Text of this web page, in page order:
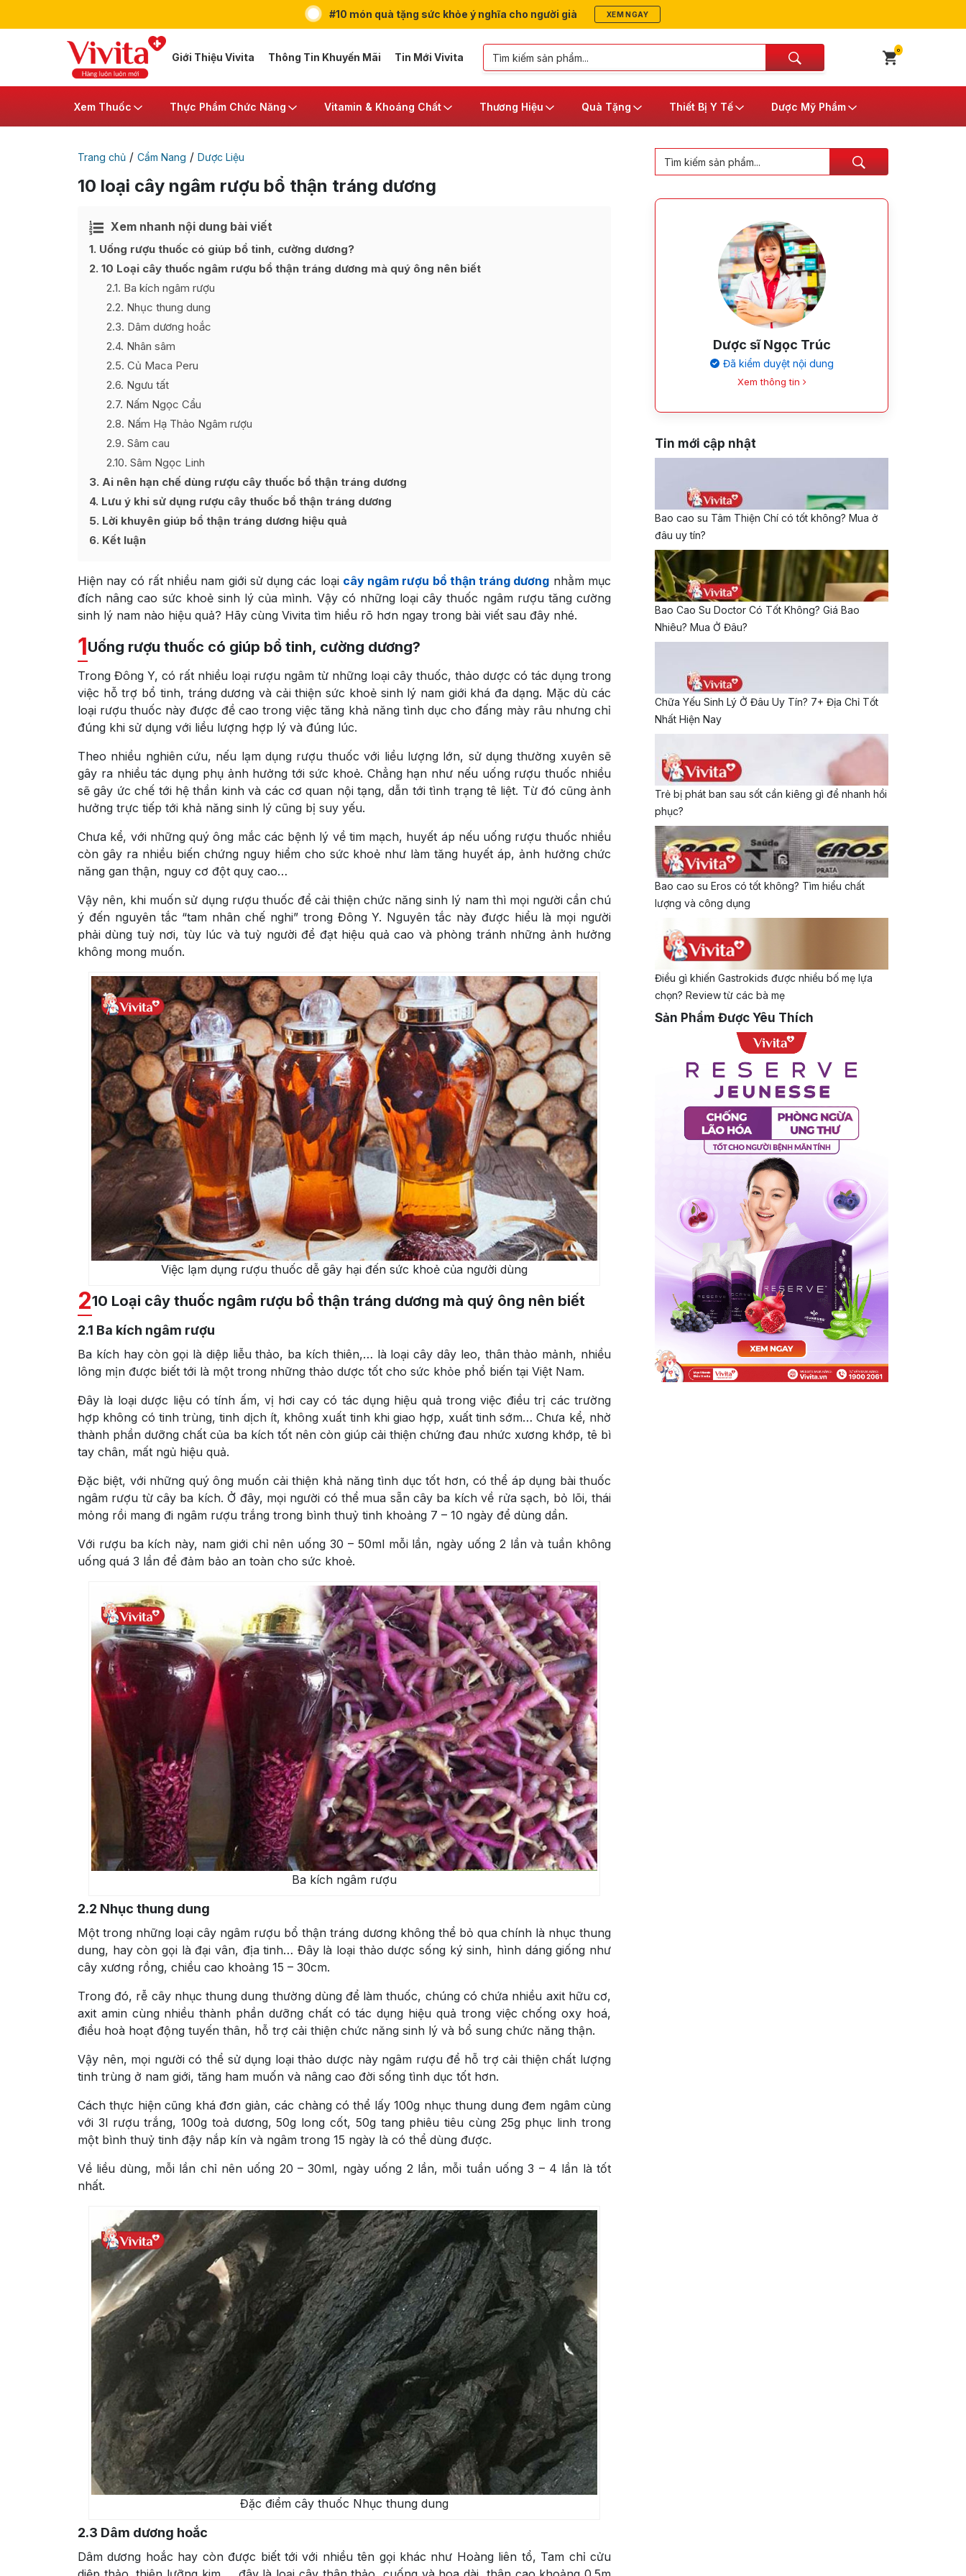
#10 món quà tặng sức khỏe ý nghĩa cho người già XEM NGAY
Giới Thiệu Vivita Thông Tin Khuyến Mãi Tin Mới Vivita
0
Xem Thuốc Thực Phẩm Chức Năng Vitamin & Khoáng Chất Thương Hiệu Quà Tặng Thiết Bị Y Tế Dược Mỹ Phẩm
Trang chủ / Cẩm Nang / Dược Liệu
10 loại cây ngâm rượu bổ thận tráng dương
Xem nhanh nội dung bài viết
Ẩn
1 Uống rượu thuốc có giúp bổ tinh, cường dương?
2 10 Loại cây thuốc ngâm rượu bổ thận tráng dương mà quý ông nên biết
2.1 Ba kích ngâm rượu
2.2 Nhục thung dung
2.3 Dâm dương hoắc
2.4 Nhân sâm
2.5 Củ Maca Peru
2.6 Ngưu tất
2.7 Nấm Ngọc Cẩu
2.8 Nấm Hạ Thảo Ngâm rượu
2.9 Sâm cau
2.10 Sâm Ngọc Linh
3 Ai nên hạn chế dùng rượu cây thuốc bổ thận tráng dương
4 Lưu ý khi sử dụng rượu cây thuốc bổ thận tráng dương
5 Lời khuyên giúp bổ thận tráng dương hiệu quả
6 Kết luận
Hiện nay có rất nhiều nam giới sử dụng các loại cây ngâm rượu bổ thận tráng dương nhằm mục
đích nâng cao sức khoẻ sinh lý của mình. Vậy có những loại cây thuốc ngâm rượu tăng cường
sinh lý nam nào hiệu quả? Hãy cùng Vivita tìm hiểu rõ hơn ngay trong bài viết sau đây nhé.
1Uống rượu thuốc có giúp bổ tinh, cường dương?
Trong Đông Y, có rất nhiều loại rượu ngâm từ những loại cây thuốc, thảo dược có tác dụng trong
việc hỗ trợ bổ tinh, tráng dương và cải thiện sức khoẻ sinh lý nam giới khá đa dạng. Mặc dù các
loại rượu thuốc này được đề cao trong việc tăng khả năng tình dục cho đấng mày râu nhưng chỉ
đúng khi sử dụng với liều lượng hợp lý và đúng lúc.
Theo nhiều nghiên cứu, nếu lạm dụng rượu thuốc với liều lượng lớn, sử dụng thường xuyên sẽ
gây ra nhiều tác dụng phụ ảnh hưởng tới sức khoẻ. Chẳng hạn như nếu uống rượu thuốc nhiều
sẽ gây ức chế tới hệ thần kinh và các cơ quan nội tạng, dẫn tới tình trạng tê liệt. Từ đó cũng ảnh
hưởng trực tiếp tới khả năng sinh lý cũng bị suy yếu.
Chưa kể, với những quý ông mắc các bệnh lý về tim mạch, huyết áp nếu uống rượu thuốc nhiều
còn gây ra nhiều biến chứng nguy hiểm cho sức khoẻ như làm tăng huyết áp, ảnh hưởng chức
năng gan thận, nguy cơ đột quỵ cao…
Vậy nên, khi muốn sử dụng rượu thuốc để cải thiện chức năng sinh lý nam thì mọi người cần chú
ý đến nguyên tắc “tam nhân chế nghi” trong Đông Y. Nguyên tắc này được hiểu là mọi người
phải dùng tuỳ nơi, tùy lúc và tuỳ người để đạt hiệu quả cao và phòng tránh những ảnh hưởng
không mong muốn.
Việc lạm dụng rượu thuốc dễ gây hại đến sức khoẻ của người dùng
210 Loại cây thuốc ngâm rượu bổ thận tráng dương mà quý ông nên biết
2.1 Ba kích ngâm rượu
Ba kích hay còn gọi là diệp liễu thảo, ba kích thiên,… là loại cây dây leo, thân thảo mảnh, nhiều
lông mịn được biết tới là một trong những thảo dược tốt cho sức khỏe phổ biến tại Việt Nam.
Đây là loại dược liệu có tính ấm, vị hơi cay có tác dụng hiệu quả trong việc điều trị các trường
hợp không có tinh trùng, tinh dịch ít, không xuất tinh khi giao hợp, xuất tinh sớm… Chưa kể, nhờ
thành phần dưỡng chất của ba kích tốt nên còn giúp cải thiện chứng đau nhức xương khớp, tê bì
tay chân, mất ngủ hiệu quả.
Đặc biệt, với những quý ông muốn cải thiện khả năng tình dục tốt hơn, có thể áp dụng bài thuốc
ngâm rượu từ cây ba kích. Ở đây, mọi người có thể mua sẵn cây ba kích về rửa sạch, bỏ lõi, thái
mỏng rồi mang đi ngâm rượu trắng trong bình thuỷ tinh khoảng 7 – 10 ngày để dùng dần.
Với rượu ba kích này, nam giới chỉ nên uống 30 – 50ml mỗi lần, ngày uống 2 lần và tuần không
uống quá 3 lần để đảm bảo an toàn cho sức khoẻ.
Ba kích ngâm rượu
2.2 Nhục thung dung
Một trong những loại cây ngâm rượu bổ thận tráng dương không thể bỏ qua chính là nhục thung
dung, hay còn gọi là đại vân, địa tinh… Đây là loại thảo dược sống ký sinh, hình dáng giống như
cây xương rồng, chiều cao khoảng 15 – 30cm.
Trong đó, rễ cây nhục thung dung thường dùng để làm thuốc, chúng có chứa nhiều axit hữu cơ,
axit amin cùng nhiều thành phần dưỡng chất có tác dụng hiệu quả trong việc chống oxy hoá,
điều hoà hoạt động tuyến thân, hỗ trợ cải thiện chức năng sinh lý và bổ sung chức năng thận.
Vậy nên, mọi người có thể sử dụng loại thảo dược này ngâm rượu để hỗ trợ cải thiện chất lượng
tinh trùng ở nam giới, tăng ham muốn và nâng cao đời sống tình dục tốt hơn.
Cách thực hiện cũng khá đơn giản, các chàng có thể lấy 100g nhục thung dung đem ngâm cùng
với 3l rượu trắng, 100g toả dương, 50g long cốt, 50g tang phiêu tiêu cùng 25g phục linh trong
một bình thuỷ tinh đậy nắp kín và ngâm trong 15 ngày là có thể dùng được.
Về liều dùng, mỗi lần chỉ nên uống 20 – 30ml, ngày uống 2 lần, mỗi tuần uống 3 – 4 lần là tốt
nhất.
Đặc điểm cây thuốc Nhục thung dung
2.3 Dâm dương hoắc
Dâm dương hoắc hay còn được biết tới với nhiều tên gọi khác như Hoàng liên tổ, Tam chỉ cửu
Dược sĩ Ngọc Trúc
Đã kiểm duyệt nội dung
Xem thông tin
Tin mới cập nhật
Bao cao su Tâm Thiện Chí có tốt không? Mua ở
đâu uy tín?
Bao Cao Su Doctor Có Tốt Không? Giá Bao
Nhiêu? Mua Ở Đâu?
Chữa Yếu Sinh Lý Ở Đâu Uy Tín? 7+ Địa Chỉ Tốt
Nhất Hiện Nay
Trẻ bị phát ban sau sốt cần kiêng gì để nhanh hồi
phục?
Bao cao su Eros có tốt không? Tìm hiểu chất
lượng và công dụng
Điều gì khiến Gastrokids được nhiều bố mẹ lựa
chọn? Review từ các bà mẹ
Sản Phẩm Được Yêu Thích